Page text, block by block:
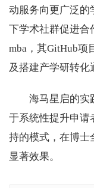
动服务向更广泛的
下学术社群促进合
mba，其GitHub项
及搭建产学研转化
海马星启的实
于系统性提升申请
持的模式，在博士
显著效果。